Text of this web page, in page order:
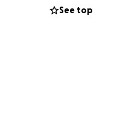
y por
See top